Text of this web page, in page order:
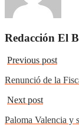
Redacción El
Previous post
Renunció de la
Next post
Paloma Valencia y